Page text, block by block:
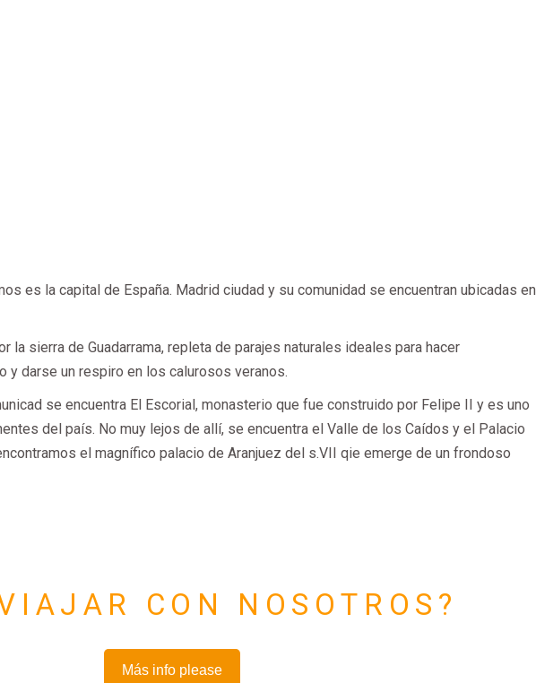
es la capital de España. Madrid ciudad y su comunidad se encuentran ubicadas en
la sierra de Guadarrama, repleta de parajes naturales ideales para hacer
y darse un respiro en los calurosos veranos.
se encuentra El Escorial, monasterio que fue construido por Felipe II y es uno
del país. No muy lejos de allí, se encuentra el Valle de los Caídos y el Palacio
el magnífico palacio de Aranjuez del s.VII qie emerge de un frondoso
CON NOSOTROS?
Más info please